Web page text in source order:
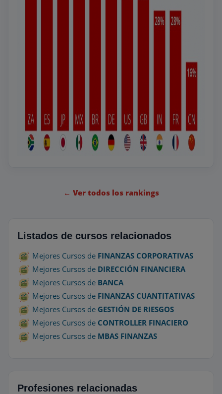
← Ver todos los rankings
Listados de cursos relacionados
Mejores Cursos de FINANZAS CORPORATIVAS
Mejores Cursos de DIRECCIÓN FINANCIERA
Mejores Cursos de BANCA
Mejores Cursos de FINANZAS CUANTITATIVAS
Mejores Cursos de GESTIÓN DE RIESGOS
Mejores Cursos de CONTROLLER FINACIERO
Mejores Cursos de MBAS FINANZAS
Profesiones relacionadas